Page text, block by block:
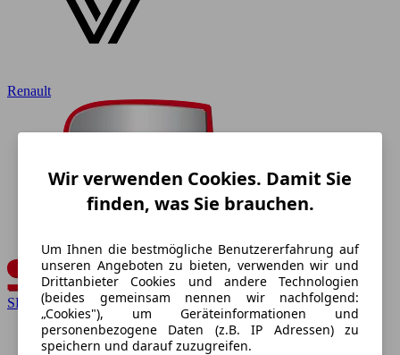
Renault
SEAT
Wir verwenden Cookies. Damit Sie
finden, was Sie brauchen.
Um Ihnen die bestmögliche Benutzererfahrung auf
unseren Angeboten zu bieten, verwenden wir und
Drittanbieter Cookies und andere Technologien
(beides gemeinsam nennen wir nachfolgend:
„Cookies"), um Geräteinformationen und
personenbezogene Daten (z.B. IP Adressen) zu
speichern und darauf zuzugreifen.